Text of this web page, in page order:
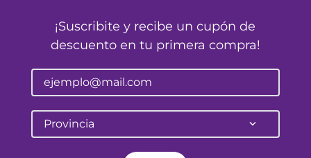
¡Suscribite y recibe un cupón de
descuento en tu primera compra!
Provincia